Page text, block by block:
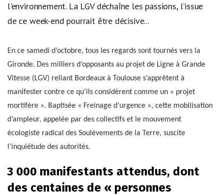
l'environnement. La LGV déchaîne les passions, l'issue
de ce week-end pourrait être décisive...
En ce samedi d’octobre, tous les regards sont tournés vers la
Gironde. Des milliers d’opposants au projet de Ligne à Grande
Vitesse (LGV) reliant Bordeaux à Toulouse s’apprêtent à
manifester contre ce qu’ils considèrent comme un « projet
mortifère ». Baptisée « Freinage d’urgence », cette mobilisation
d’ampleur, appelée par des collectifs et le mouvement
écologiste radical des Soulèvements de la Terre, suscite
l’inquiétude des autorités.
3 000 manifestants attendus, dont
des centaines de « personnes